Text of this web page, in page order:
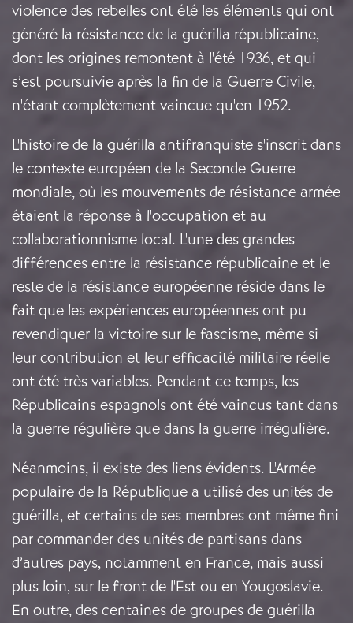
violence des rebelles ont été les éléments qui ont
généré la résistance de la guérilla républicaine,
dont les origines remontent à l'été 1936, et qui
s’est poursuivie après la fin de la Guerre Civile,
n'étant complètement vaincue qu'en 1952.
L'histoire de la guérilla antifranquiste s'inscrit dans
le contexte européen de la Seconde Guerre
mondiale, où les mouvements de résistance armée
étaient la réponse à l'occupation et au
collaborationnisme local. L'une des grandes
différences entre la résistance républicaine et le
reste de la résistance européenne réside dans le
fait que les expériences européennes ont pu
revendiquer la victoire sur le fascisme, même si
leur contribution et leur efficacité militaire réelle
ont été très variables. Pendant ce temps, les
Républicains espagnols ont été vaincus tant dans
la guerre régulière que dans la guerre irrégulière.
Néanmoins, il existe des liens évidents. L'Armée
populaire de la République a utilisé des unités de
guérilla, et certains de ses membres ont même fini
par commander des unités de partisans dans
d’autres pays, notamment en France, mais aussi
plus loin, sur le front de l'Est ou en Yougoslavie.
En outre, des centaines de groupes de guérilla